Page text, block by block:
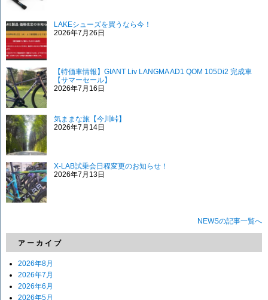
LAKEシューズを買うなら今！
2026年7月26日
【特価車情報】GIANT Liv LANGMA AD1 QOM 105Di2 完成車
【サマーセール】
2026年7月16日
気ままな旅【今川峠】
2026年7月14日
X-LAB試乗会日程変更のお知らせ！
2026年7月13日
NEWSの記事一覧へ
アーカイブ
2026年8月
2026年7月
2026年6月
2026年5月